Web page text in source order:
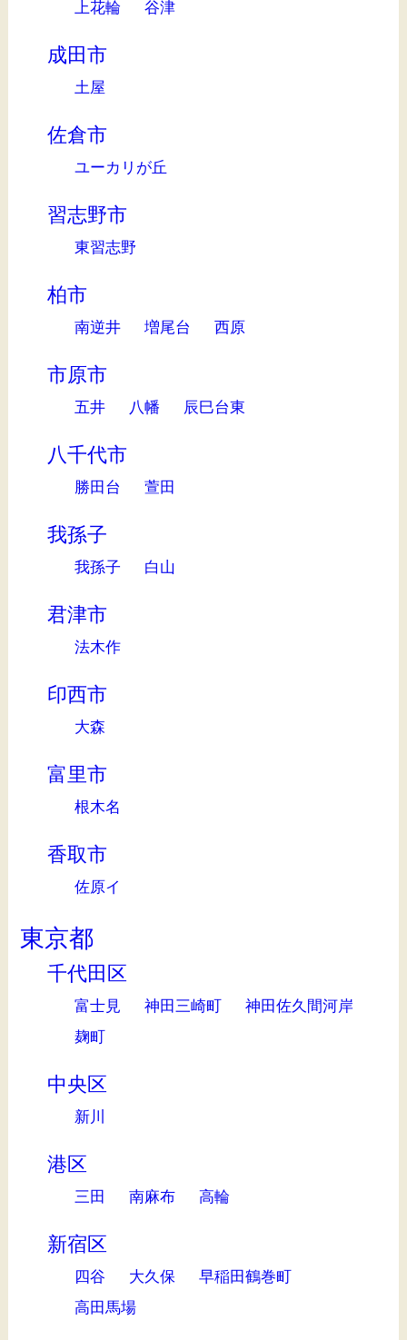
上花輪 谷津
成田市
土屋
佐倉市
ユーカリが丘
習志野市
東習志野
柏市
南逆井 増尾台 西原
市原市
五井 八幡 辰巳台東
八千代市
勝田台 萱田
我孫子
我孫子 白山
君津市
法木作
印西市
大森
富里市
根木名
香取市
佐原イ
東京都
千代田区
富士見 神田三崎町
神田佐久間河岸
麹町
中央区
新川
港区
三田 南麻布 高輪
新宿区
四谷 大久保
早稲田鶴巻町
高田馬場